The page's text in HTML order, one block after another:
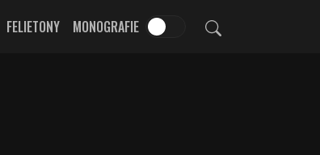
FELIETONY MONOGRAFIE